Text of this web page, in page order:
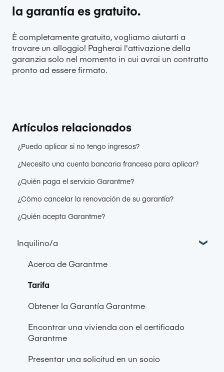
la garantía es gratuito.
È completamente gratuito, vogliamo aiutarti a
trovare un alloggio! Pagherai l'attivazione della
garanzia solo nel momento in cui avrai un contratto
pronto ad essere firmato.
Artículos relacionados
¿Puedo aplicar si no tengo ingresos?
¿Necesito una cuenta bancaria francesa para aplicar?
¿Quién paga el servicio Garantme?
¿Cómo cancelar la renovación de su garantía?
¿Quién acepta Garantme?
Inquilino/a
Acerca de Garantme
Tarifa
Obtener la Garantía Garantme
Encontrar una vivienda con el certificado
Garantme
Presentar una solicitud en un socio